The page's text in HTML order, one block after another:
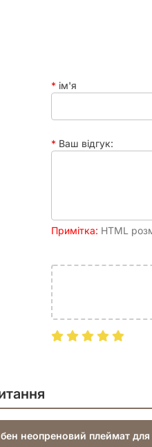
ім'я
Ваш відгук:
Примітка: HTML
неопреновий плеймат